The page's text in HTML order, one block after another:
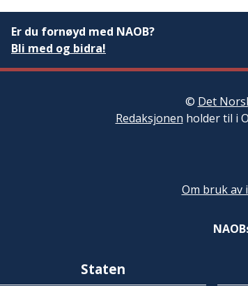
Er du fornøyd med NAOB?
Bli med og bidra!
© Det
Redaksjonen holder til i
Om bruk av
Staten